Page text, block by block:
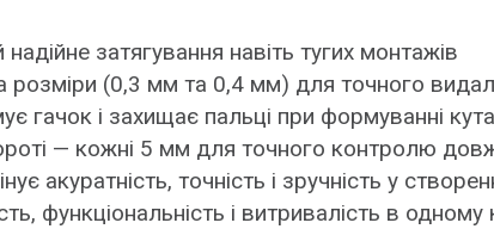
затягування навіть тугих монтажів
розміри (0,3 мм та 0,4 мм) для точного
гачок і захищає пальці при формуванні
— кожні 5 мм для точного контролю
акуратність, точність і зручність у
функціональність і витривалість в одному